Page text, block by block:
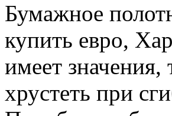
Бумажное
купить евро,
имеет
хрустеть при